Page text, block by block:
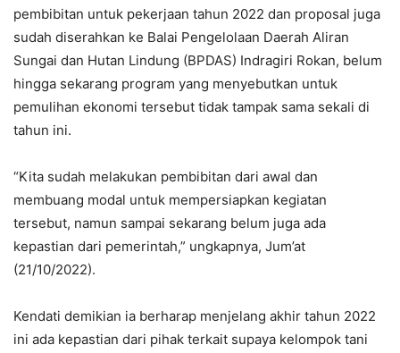
pembibitan untuk pekerjaan tahun 2022 dan proposal juga
sudah diserahkan ke Balai Pengelolaan Daerah Aliran
Sungai dan Hutan Lindung (BPDAS) Indragiri Rokan, belum
hingga sekarang program yang menyebutkan untuk
pemulihan ekonomi tersebut tidak tampak sama sekali di
tahun ini.
“Kita sudah melakukan pembibitan dari awal dan
membuang modal untuk mempersiapkan kegiatan
tersebut, namun sampai sekarang belum juga ada
kepastian dari pemerintah,” ungkapnya, Jum’at
(21/10/2022).
Kendati demikian ia berharap menjelang akhir tahun 2022
ini ada kepastian dari pihak terkait supaya kelompok tani